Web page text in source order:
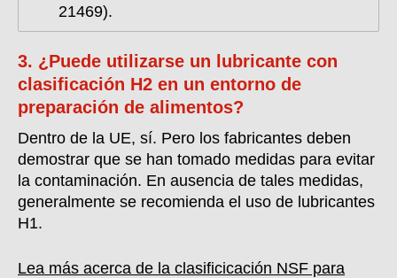
21469).
3. ¿Puede utilizarse un lubricante con
clasificación H2 en un entorno de
preparación de alimentos?
Dentro de la UE, sí. Pero los fabricantes deben
demostrar que se han tomado medidas para evitar
la contaminación. En ausencia de tales medidas,
generalmente se recomienda el uso de lubricantes
H1.
Lea más acerca de la clasificicación NSF para